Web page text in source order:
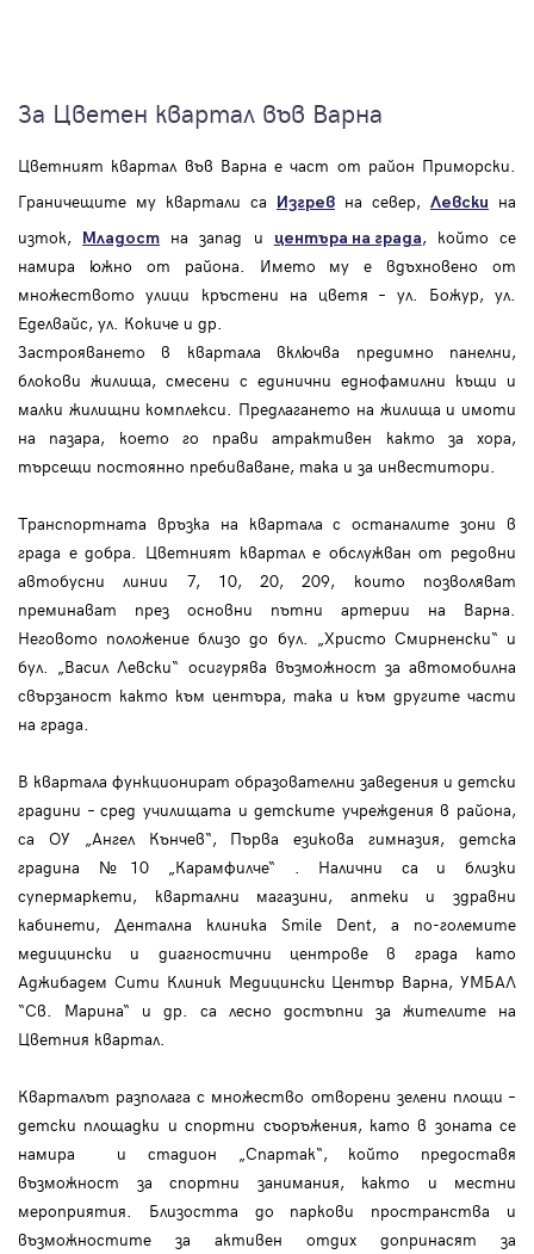
За Цветен квартал във Варна
Цветният квартал във Варна е част от район Приморски.
Граничещите му квартали са Изгрев на север, Левски на
изток, Младост на запад и центъра на града, който се
намира южно от района. Името му е вдъхновено от
множеството улици кръстени на цветя – ул. Божур, ул.
Еделвайс, ул. Кокиче и др.
Застрояването в квартала включва предимно панелни,
блокови жилища, смесени с единични еднофамилни къщи и
малки жилищни комплекси. Предлагането на жилища и имоти
на пазара, което го прави атрактивен както за хора,
търсещи постоянно пребиваване, така и за инвеститори.
Транспортната връзка на квартала с останалите зони в
града е добра. Цветният квартал е обслужван от редовни
автобусни линии 7, 10, 20, 209, които позволяват
преминават през основни пътни артерии на Варна.
Неговото положение близо до бул. „Христо Смирненски“ и
бул. „Васил Левски“ осигурява възможност за автомобилна
свързаност както към центъра, така и към другите части
на града.
В квартала функционират образователни заведения и детски
градини – сред училищата и детските учреждения в района,
са ОУ „Ангел Кънчев“, Първа езикова гимназия, детска
градина №10 „Карамфилче“ . Налични са и близки
супермаркети, квартални магазини, аптеки и здравни
кабинети, Дентална клиника Smile Dent, а по-големите
медицински и диагностични центрове в града като
Аджибадем Сити Клиник Медицински Център Варна, УМБАЛ
“Св. Марина“ и др. са лесно достъпни за жителите на
Цветния квартал.
Кварталът разполага с множество отворени зелени площи –
детски площадки и спортни съоръжения, като в зоната се
намира и стадион „Спартак“, който предоставя
възможност за спортни занимания, както и местни
мероприятия. Близостта до паркови пространства и
възможностите за активен отдих допринасят за